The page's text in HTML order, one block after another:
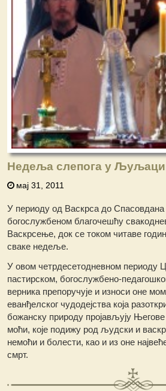
Недеља слепога у
мај 31, 2011
У периоду од Васкрса до
богослужбеном благочешћу
Васкрсење, док се током читаве
сваке недеље.
У овом четрдесетодневном периоду
пастирском, богослужбено-
верника препоручује и износи оне
еванђелског чудодејства која
божанску природу пројављују
моћи, које подижу род људски и
немоћи и болести, као и из оне
смрт.